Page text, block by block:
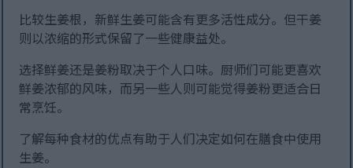
比较生姜根，新鲜生姜可能含有更多活性成分。但干姜
则以浓缩的形式保留了一些健康益处。
选择鲜姜还是姜粉取决于个人口味。厨师们可能更喜欢
鲜姜浓郁的风味，而另一些人则可能觉得姜粉更适合日
常烹饪。
了解每种食材的优点有助于人们决定如何在膳食中使用
生姜。